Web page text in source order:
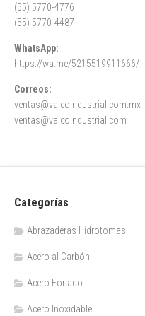
(55) 5770-4776
(55) 5770-4487
WhatsApp:
https://wa.me/5215519911666/
Correos:
ventas@valcoindustrial.com.mx
ventas@valcoindustrial.com
Categorías
Abrazaderas Hidrotomas
Acero al Carbón
Acero Forjado
Acero Inoxidable